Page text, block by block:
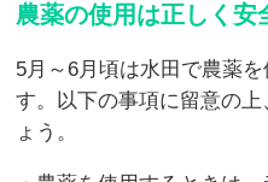
農薬の使用は正しく安
5月～6月頃は水田で農薬
す。以下の事項に留意の
ょう。